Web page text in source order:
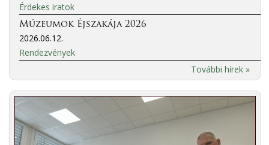
Érdekes iratok
Múzeumok Éjszakája 2026
2026.06.12.
Rendezvények
További hírek »